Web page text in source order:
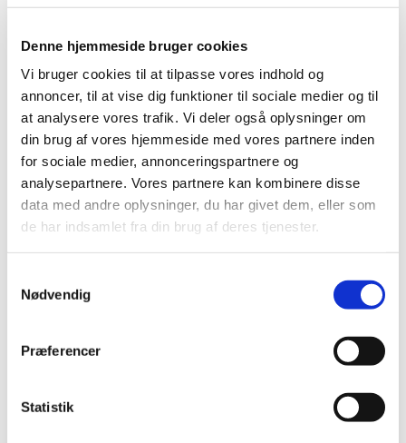
Denne hjemmeside bruger cookies
Vi bruger cookies til at tilpasse vores indhold og
annoncer, til at vise dig funktioner til sociale medier og til
at analysere vores trafik. Vi deler også oplysninger om
din brug af vores hjemmeside med vores partnere inden
for sociale medier, annonceringspartnere og
analysepartnere. Vores partnere kan kombinere disse
data med andre oplysninger, du har givet dem, eller som
de har indsamlet fra din brug af deres tjenester.
Nødvendig
Præferencer
Statistik
Solvang Kirke, Remisevej 10, 2300
København S